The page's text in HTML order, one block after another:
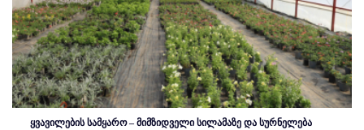
ყვავილების სამყარო – მიმზიდველი სილამაზე და სურნელება